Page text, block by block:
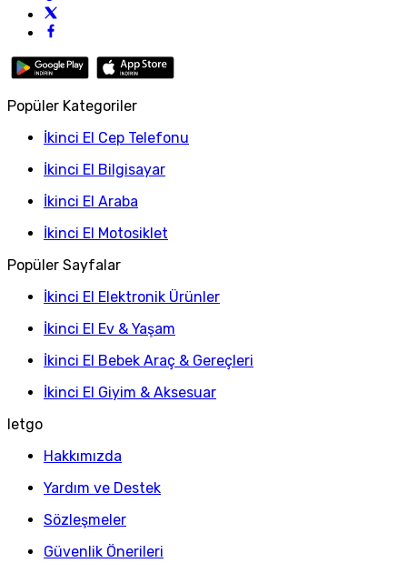
Popüler Kategoriler
İkinci El Cep Telefonu
İkinci El Bilgisayar
İkinci El Araba
İkinci El Motosiklet
Popüler Sayfalar
İkinci El Elektronik Ürünler
İkinci El Ev & Yaşam
İkinci El Bebek Araç & Gereçleri
İkinci El Giyim & Aksesuar
letgo
Hakkımızda
Yardım ve Destek
Sözleşmeler
Güvenlik Önerileri